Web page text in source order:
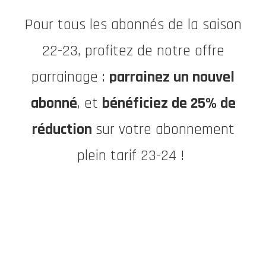
Pour tous les abonnés de la saison
22-23, profitez de notre offre
parrainage : parrainez un nouvel
abonné, et bénéficiez de 25% de
réduction sur votre abonnement
plein tarif 23-24 !